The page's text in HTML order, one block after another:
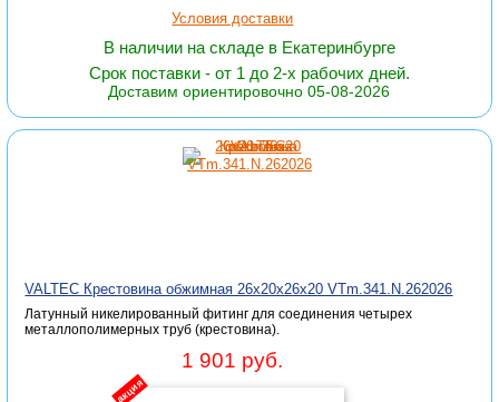
Условия доставки
В наличии на складе в Екатеринбурге
Срок поставки - от 1 до 2-х рабочих дней.
Доставим ориентировочно 05-08-2026
VALTEC Крестовина обжимная 26х20х26х20 VTm.341.N.262026
Латунный никелированный фитинг для соединения четырех
металлополимерных труб (крестовина).
1 901 руб.
акция